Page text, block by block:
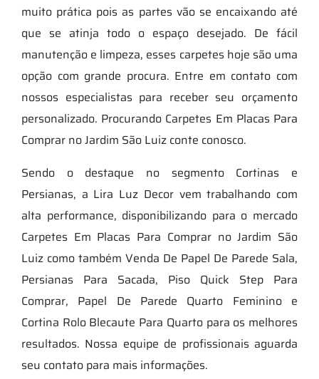
muito prática pois as partes vão se encaixando até
que se atinja todo o espaço desejado. De fácil
manutenção e limpeza, esses carpetes hoje são uma
opção com grande procura. Entre em contato com
nossos especialistas para receber seu orçamento
personalizado. Procurando Carpetes Em Placas Para
Comprar no Jardim São Luiz conte conosco.
Sendo o destaque no segmento Cortinas e
Persianas, a Lira Luz Decor vem trabalhando com
alta performance, disponibilizando para o mercado
Carpetes Em Placas Para Comprar no Jardim São
Luiz como também Venda De Papel De Parede Sala,
Persianas Para Sacada, Piso Quick Step Para
Comprar, Papel De Parede Quarto Feminino e
Cortina Rolo Blecaute Para Quarto para os melhores
resultados. Nossa equipe de profissionais aguarda
seu contato para mais informações.